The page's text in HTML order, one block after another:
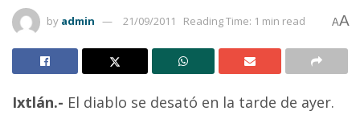
by admin 21/09/2011 Reading Time: 1 min read AA
Ixtlán.- El diablo se desató en la tarde de ayer.